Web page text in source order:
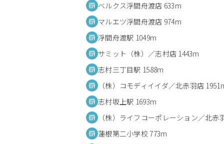
ベルクス浮間舟渡店 633m
マルエツ浮間舟渡店 974m
浮間舟渡駅 1049m
サミット（株）／志村店 1443m
志村三丁目駅 1588m
（株）コモディイイダ／北赤羽店
志村坂上駅 1693m
（株）ライフコーポレーション／北赤
蓮根第二小学校 773m